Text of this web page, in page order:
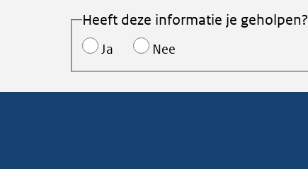
Heeft deze informatie je geholpen?
Ja Nee